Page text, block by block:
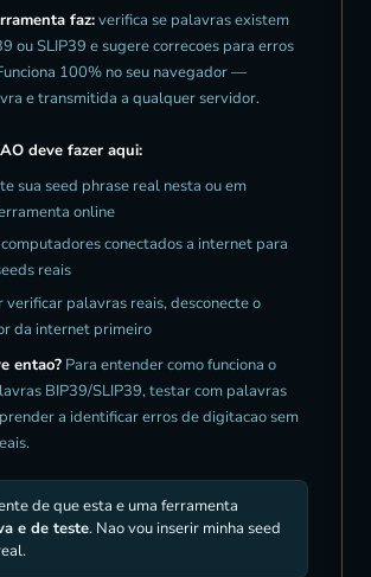
faz:verifica se palavras existem
ou SLIP39 e sugere correcoes para erros
100% no seu navegador —
e transmitida a qualquer servidor.
deve fazer aqui:
sua seed phrase real nesta ou em
online
conectados a internet para
reais
verificar palavras reais, desconecte o
da internet primeiro
entao? Para entender como funciona o
BIP39/SLIP39, testar com palavras
a identificar erros de digitacao sem
de que esta e uma ferramenta
e de teste. Nao vou inserir minha seed